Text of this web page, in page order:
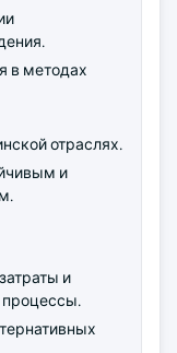
в методах
отраслях.
и
и